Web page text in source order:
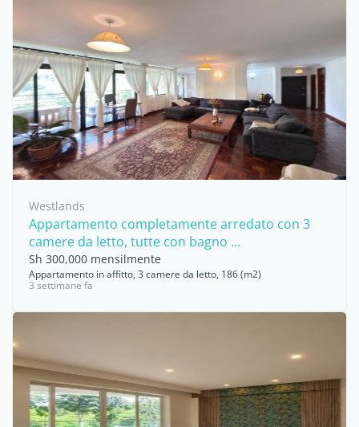
Westlands
Appartamento completamente arredato con 3
camere da letto, tutte con bagno ...
Sh 300,000 mensilmente
Appartamento in affitto, 3 camere da letto, 186 (m2)
3 settimane fa